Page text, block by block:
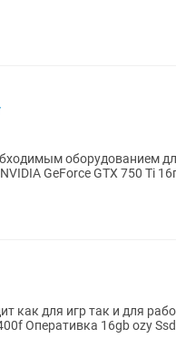
оборудованием
GeForce GTX 750 Ti
и для работы Характеристики